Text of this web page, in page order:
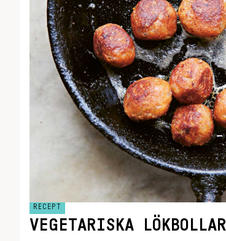
RECEPT
VEGETARISKA LÖKBOLLAR